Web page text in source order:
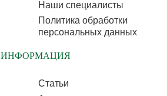
Наши специалисты
Политика обработки
персональных данных
ИНФОРМАЦИЯ
Статьи